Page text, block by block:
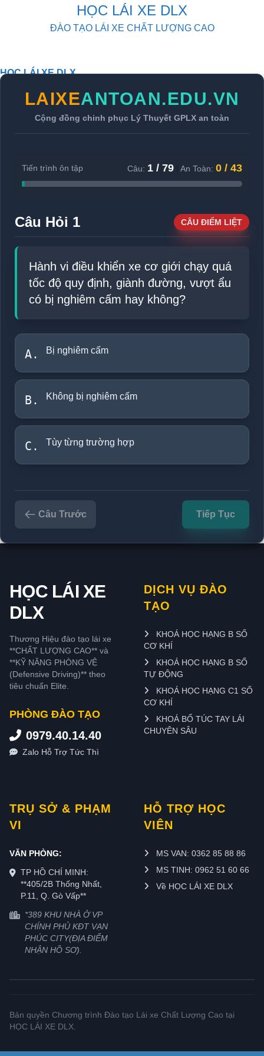
HỌC LÁI XE DLX
ĐÀO TẠO LÁI XE CHẤT LƯỢNG CAO
HỌC LÁI XE DLX
THI THỬ
DOWLOAD
LAIXEANTOAN.EDU.VN
Cộng đồng chinh phục Lý Thuyết GPLX an toàn
Tiến trình ôn tập Câu: 1 / 79 An Toàn: 0 / 43
Câu Hỏi 1 CÂU ĐIỂM LIỆT
Hành vi điều khiển xe cơ giới chạy quá
tốc độ quy định, giành đường, vượt ẩu
có bị nghiêm cấm hay không?
A. Bị nghiêm cấm
B. Không bị nghiêm cấm
C. Tùy từng trường hợp
Câu Trước Tiếp Tục
HỌC LÁI XE
DLX
Thương Hiệu đào tạo lái xe
**CHẤT LƯỢNG CAO** và
**KỸ NĂNG PHÒNG VỆ
(Defensive Driving)** theo
tiêu chuẩn Elite.
PHÒNG ĐÀO TẠO
0979.40.14.40
Zalo Hỗ Trợ Tức Thì
DỊCH VỤ ĐÀO
TẠO
KHOÁ HỌC HẠNG B SỐ
CƠ KHÍ
KHOÁ HỌC HẠNG B SỐ
TỰ ĐỘNG
KHOÁ HỌC HẠNG C1 SỐ
CƠ KHÍ
KHOÁ BỔ TÚC TAY LÁI
CHUYÊN SÂU
TRỤ SỞ & PHẠM
VI
VĂN PHÒNG:
TP HỒ CHÍ MINH:
**405/2B Thống Nhất,
P.11, Q. Gò Vấp**
*389 KHU NHÀ Ở VP
CHÍNH PHỦ KĐT VẠN
PHÚC CITY(ĐỊA ĐIỂM
NHẬN HỒ SƠ).
HỖ TRỢ HỌC
VIÊN
MS VAN: 0362 85 88 86
MS TINH: 0962 51 60 66
Về HỌC LÁI XE DLX
Bản quyền Chương trình Đào tạo Lái xe Chất Lượng Cao tại
HỌC LÁI XE DLX.